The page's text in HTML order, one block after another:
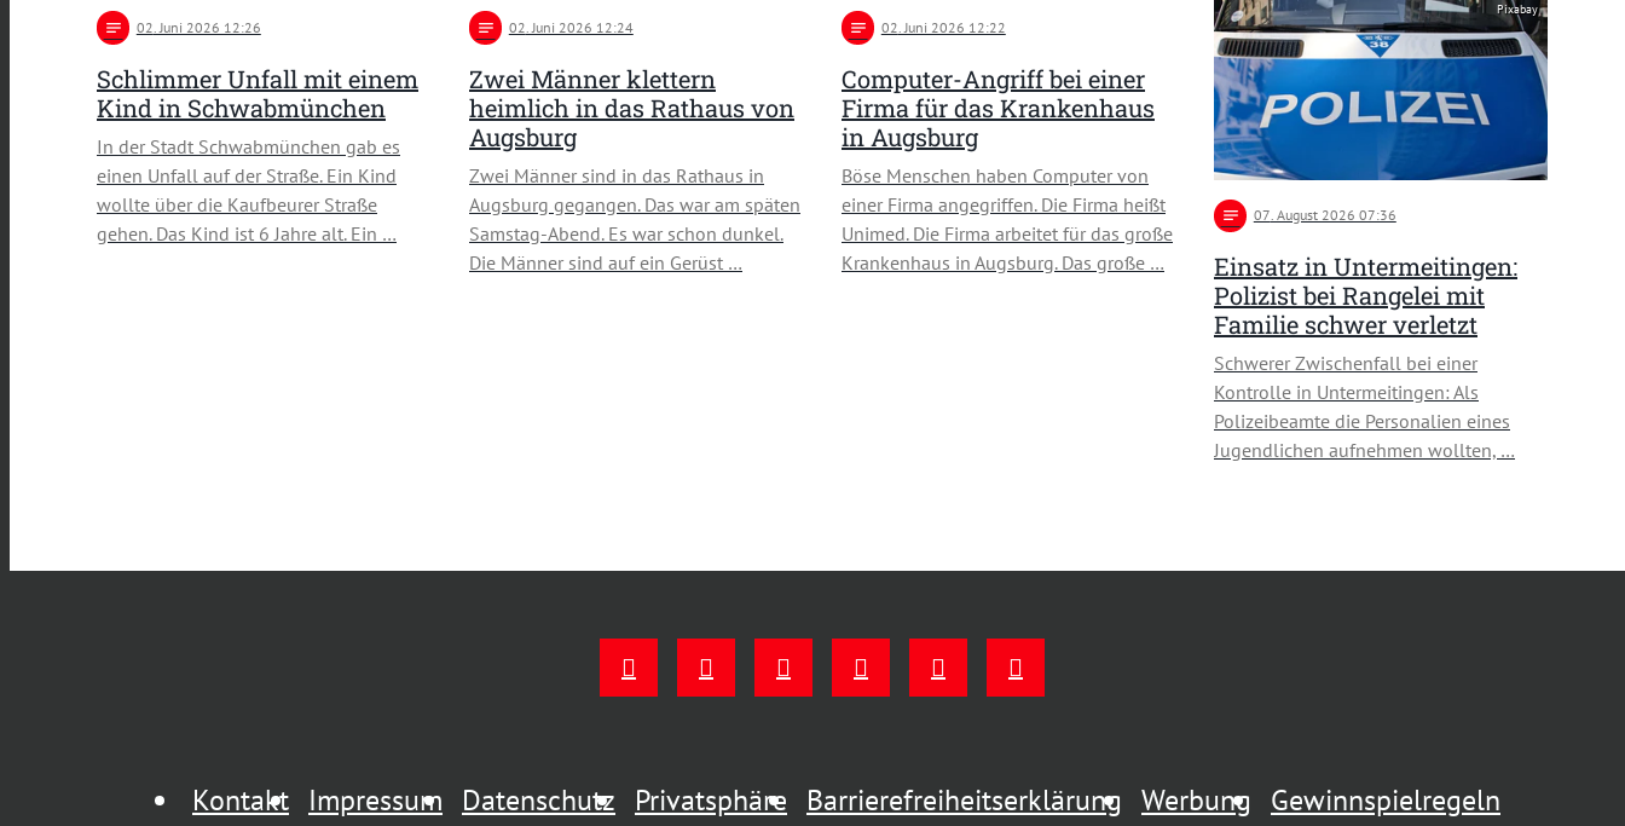
notes 02 . Juni 2026 12:26
Schlimmer Unfall mit einem
Kind in Schwabmünchen
In der Stadt Schwabmünchen gab es
einen Unfall auf der Straße. Ein Kind
wollte über die Kaufbeurer Straße
gehen. Das Kind ist 6 Jahre alt. Ein …
notes 02 . Juni 2026 12:24
Zwei Männer klettern
heimlich in das Rathaus von
Augsburg
Zwei Männer sind in das Rathaus in
Augsburg gegangen. Das war am späten
Samstag-Abend. Es war schon dunkel.
Die Männer sind auf ein Gerüst …
notes 02 . Juni 2026 12:22
Computer-Angriff bei einer
Firma für das Krankenhaus
in Augsburg
Böse Menschen haben Computer von
einer Firma angegriffen. Die Firma heißt
Unimed. Die Firma arbeitet für das große
Krankenhaus in Augsburg. Das große …
Pixabay
notes 07. August 2026 07:36
Einsatz in Untermeitingen:
Polizist bei Rangelei mit
Familie schwer verletzt
Schwerer Zwischenfall bei einer
Kontrolle in Untermeitingen: Als
Polizeibeamte die Personalien eines
Jugendlichen aufnehmen wollten, …
Kontakt Impressum Datenschutz Privatsphäre Barrierefreiheitserklärung Werbung Gewinnspielregeln